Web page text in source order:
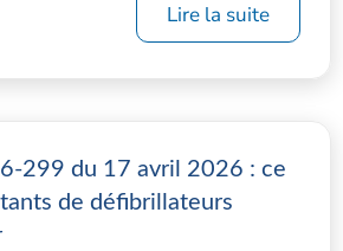
Lire la suite
299 du 17 avril 2026 : ce
de défibrillateurs